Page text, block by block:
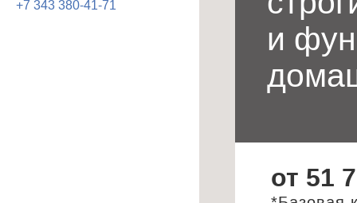
+7 343 380-41-71
и
от 51